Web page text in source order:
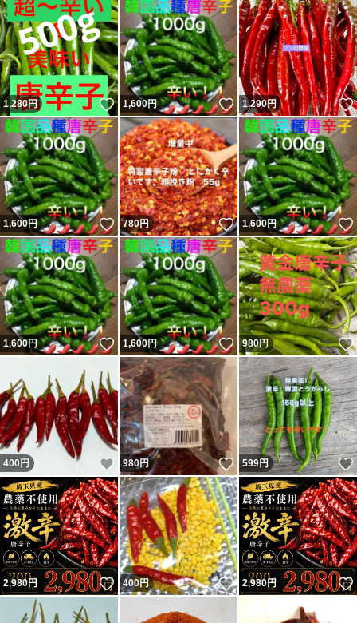
1,280円 いいね！
1,600円 いいね！
1,290円
1,600円 いいね！
780円 いいね！
1,600円
1,600円 いいね！
1,600円 いいね！
980円
400 円 いいね！
980円 いいね！
599円
2,980円 いいね！
400円 いいね！
2,980円